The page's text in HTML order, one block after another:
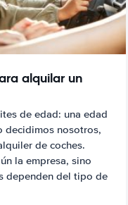
alquilar un
de edad: una edad
decidimos nosotros,
de coches.
la empresa, sino
dependen del tipo de